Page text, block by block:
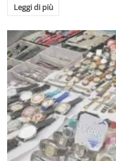
Leggi di più